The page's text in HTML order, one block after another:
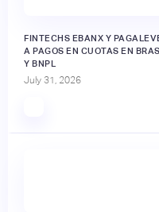
FINTECHS EBANX Y
A PAGOS EN CUOTAS EN
Y BNPL
July 31, 2026